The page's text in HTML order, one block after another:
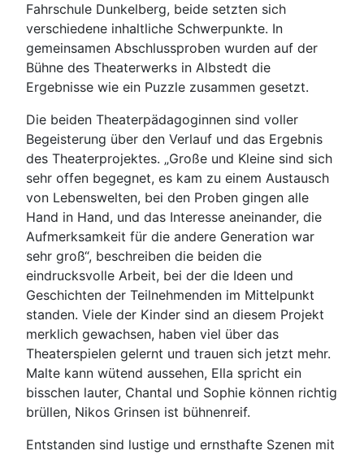
Fahrschule Dunkelberg, beide setzten sich
verschiedene inhaltliche Schwerpunkte. In
gemeinsamen Abschlussproben wurden auf der
Bühne des Theaterwerks in Albstedt die
Ergebnisse wie ein Puzzle zusammen gesetzt.
Die beiden Theaterpädagoginnen sind voller
Begeisterung über den Verlauf und das Ergebnis
des Theaterprojektes. „Große und Kleine sind sich
sehr offen begegnet, es kam zu einem Austausch
von Lebenswelten, bei den Proben gingen alle
Hand in Hand, und das Interesse aneinander, die
Aufmerksamkeit für die andere Generation war
sehr groß“, beschreiben die beiden die
eindrucksvolle Arbeit, bei der die Ideen und
Geschichten der Teilnehmenden im Mittelpunkt
standen. Viele der Kinder sind an diesem Projekt
merklich gewachsen, haben viel über das
Theaterspielen gelernt und trauen sich jetzt mehr.
Malte kann wütend aussehen, Ella spricht ein
bisschen lauter, Chantal und Sophie können richtig
brüllen, Nikos Grinsen ist bühnenreif.
Entstanden sind lustige und ernsthafte Szenen mit